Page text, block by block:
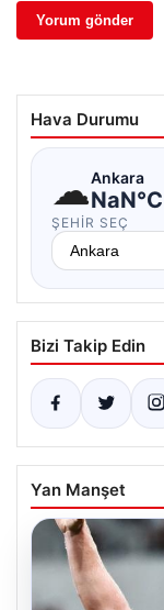
Hava Durumu
☁Ankara
NaN°C
ŞEHIR SEÇ
Bizi Takip Edin
Yan Manşet